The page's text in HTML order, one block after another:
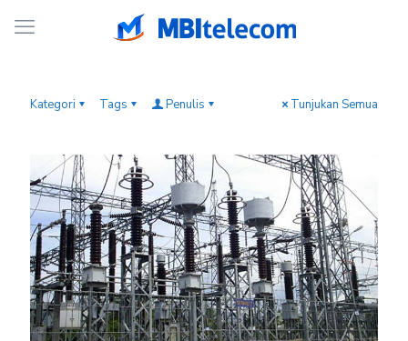
Kategori Tags Penulis Tunjukan Semua